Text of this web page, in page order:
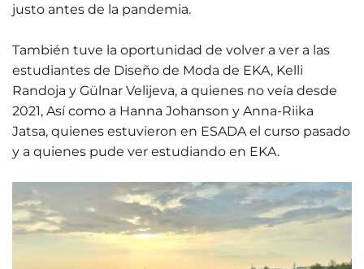
justo antes de la pandemia.
También tuve la oportunidad de volver a ver a las
estudiantes de Diseño de Moda de EKA, Kelli
Randoja y Gülnar Velijeva, a quienes no veía desde
2021, Así como a Hanna Johanson y Anna-Riika
Jatsa, quienes estuvieron en ESADA el curso pasado
y a quienes pude ver estudiando en EKA.